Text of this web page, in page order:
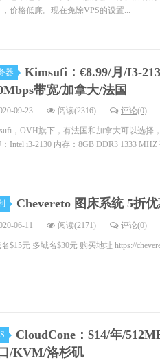
，价格低廉。现在免除VPS的设置...
器
Kimsufi：€8.99/月/I3-
带宽/加拿大/法国
09-23 阅读(2316) 评论(0)
，OVH旗下，有法国和加拿大可以选择
Intel i3-2130 内存：8GB DDR3 1333
Chevereto 图床系统 5折
06-11 阅读(2171) 评论(0)
$15元 多域名$30元 购买地址 https://
CloudCone：$14/年/
/KVM/洛杉矶